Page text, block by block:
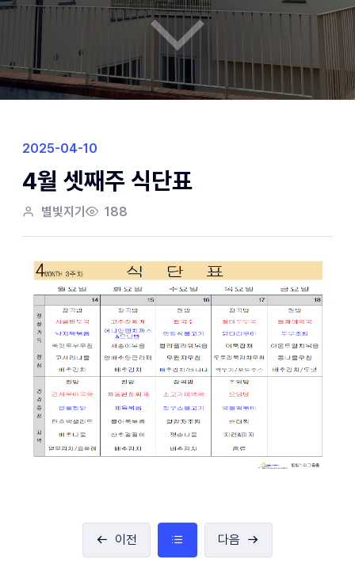
2025-04-10
4월 셋째주 식단표
별빛지기 188
이전 다음